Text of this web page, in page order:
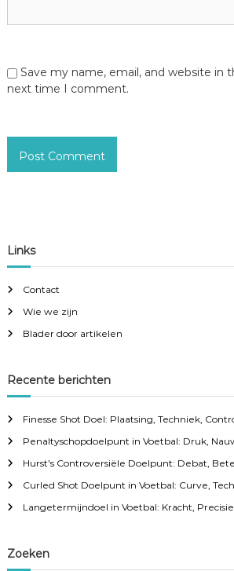
Save my name, email, and website in
next time I comment.
Links
Contact
Wie we zijn
Blader door artikelen
Recente berichten
Finesse Shot Doel: Plaatsing, Techniek,
Penaltyschopdoelpunt in Voetbal: Druk,
Hurst’s Controversiële Doelpunt: Debat,
Curled Shot Doelpunt in Voetbal: Curve,
Langetermijndoel in Voetbal: Kracht,
Zoeken